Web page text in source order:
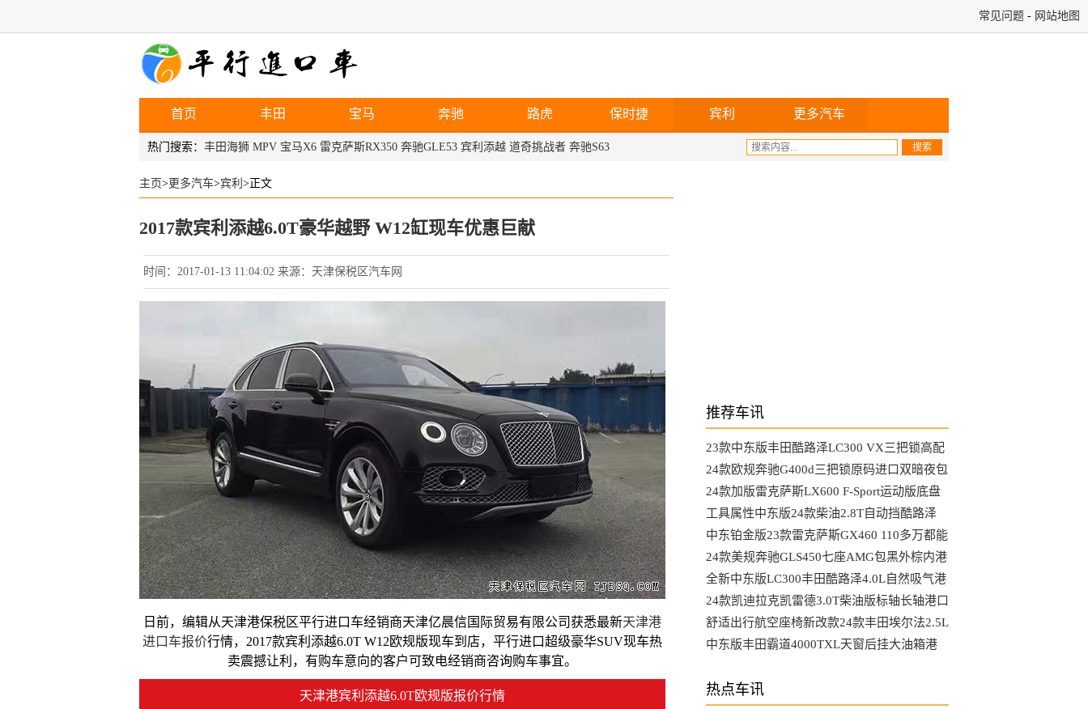
常见问题 - 网站地图
首页 丰田 宝马 奔驰 路虎 保时捷 宾利 更多汽车
福特
热门搜索： 丰田海狮 MPV 宝马X6 雷克萨斯RX350 奔驰GLE53 宾利添越 道奇挑战者 奔驰S63
主页>更多汽车>宾利 >正文
2017款宾利添越6.0T豪华越野 W12缸现车优惠巨献
时间：2017-01-13 11:04:02 来源：天津保税区汽车网
日前，编辑从天津港保税区平行进口车经销商天津亿晨信国际贸易有限公司获悉最新天津港
进口车报价行情，2017款宾利添越6.0T W12欧规版现车到店，平行进口超级豪华SUV现车热
卖震撼让利，有购车意向的客户可致电经销商咨询购车事宜。
天津港宾利添越6.0T欧规版报价行情
推荐车讯
23款中东版丰田酷路泽LC300 VX三把锁高配
都选装哪些配置
24款欧规奔驰G400d三把锁原码进口双暗夜包
AMG港口最新行情
24款加版雷克萨斯LX600 F-Sport运动版底盘
升降马克音响港口行情
工具属性中东版24款柴油2.8T自动挡酷路泽
LC76硬派越野车
中东铂金版23款雷克萨斯GX460 110多万都能
选到哪些配置
24款美规奔驰GLS450七座AMG包黑外棕内港
口最具性价比车型
全新中东版LC300丰田酷路泽4.0L自然吸气港
口行情降到底了吗
24款凯迪拉克凯雷德3.0T柴油版标轴长轴港口
最新行情参数
舒适出行航空座椅新改款24款丰田埃尔法2.5L
混动版天津大库行情
中东版丰田霸道4000TXL天窗后挂大油箱港
热点车讯